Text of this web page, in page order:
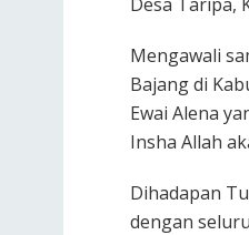
Mengawali
Bajang di
Ewai Alena
Insha Allah
Dihadapan
dengan